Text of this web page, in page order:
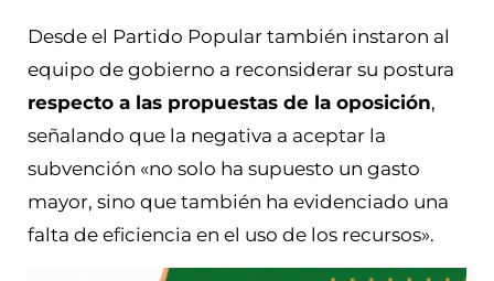
Desde el Partido Popular también instaron al
equipo de gobierno a reconsiderar su postura
respecto a las propuestas de la oposición,
señalando que la negativa a aceptar la
subvención «no solo ha supuesto un gasto
mayor, sino que también ha evidenciado una
falta de eficiencia en el uso de los recursos».